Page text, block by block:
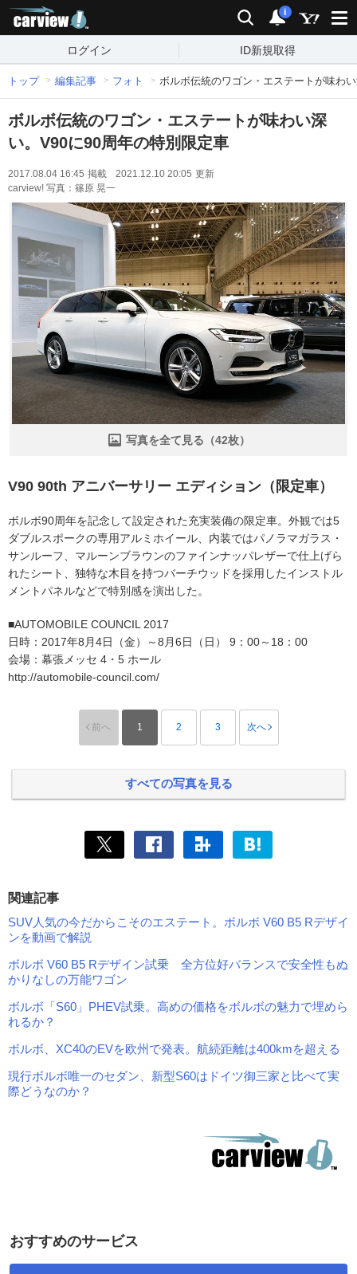
検索 通知
i
ログイン ID新規取得
トップ 編集記事 フォト ボルボ伝統のワゴン・エステートが味わ
ボルボ伝統のワゴン・エステートが味わい深
い。V90に90周年の特別限定車
2017.08.04 16:45 掲載 2021.12.10 20:05 更新
carview! 写真：篠原 晃一
写真を全て見る（42枚）
V90 90th アニバーサリー エディション（限定車）
ボルボ90周年を記念して設定された充実装備の限定車。外観では5
ダブルスポークの専用アルミホイール、内装ではパノラマガラス・
サンルーフ、マルーンブラウンのファインナッパレザーで仕上げら
れたシート、独特な木目を持つバーチウッドを採用したインストル
メントパネルなどで特別感を演出した。
■AUTOMOBILE COUNCIL 2017
日時：2017年8月4日（金）～8月6日（日） 9：00～18：00
会場：幕張メッセ 4・5 ホール
http://automobile-council.com/
前へ 1 2 3 次へ
すべての写真を見る
関連記事
SUV人気の今だからこそのエステート。ボルボ V60 B5 Rデザイ
ンを動画で解説
ボルボ V60 B5 Rデザイン試乗 全方位好バランスで安全性もぬ
かりなしの万能ワゴン
ボルボ「S60」PHEV試乗。高めの価格をボルボの魅力で埋めら
れるか？
ボルボ、XC40のEVを欧州で発表。航続距離は400kmを超える
現行ボルボ唯一のセダン、新型S60はドイツ御三家と比べて実
際どうなのか？
おすすめのサービス